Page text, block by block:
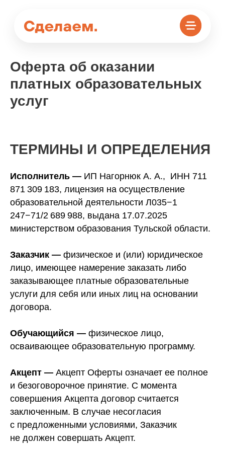
Оферта об оказании
платных образовательных
услуг
ТЕРМИНЫ И ОПРЕДЕЛЕНИЯ
Исполнитель — ИП Нагорнюк А. А., ИНН 711
871 309 183, лицензия на осуществление
образовательной деятельности Л035−1
247−71/2 689 988, выдана 17.07.2025
министерством образования Тульской области.
Заказчик — физическое и (или) юридическое
лицо, имеющее намерение заказать либо
заказывающее платные образовательные
услуги для себя или иных лиц на основании
договора.
Обучающийся — физическое лицо,
осваивающее образовательную программу.
Акцепт — Акцепт Оферты означает ее полное
и безоговорочное принятие. С момента
совершения Акцепта договор считается
заключенным. В случае несогласия
с предложенными условиями, Заказчик
не должен совершать Акцепт.